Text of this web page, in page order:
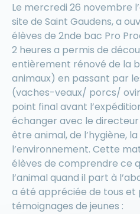
Le mercredi 26 novembre
site de Saint Gaudens, a
élèves de 2nde bac Pro
2 heures a permis de
entièrement rénové de la
animaux) en passant par
(vaches-veaux/ porcs/
point final avant
échanger avec le
être animal, de l’hygiène,
l’environnement. Cette
élèves de comprendre ce
l’animal quand il part à
a été appréciée de tous et
témoignages de jeunes :